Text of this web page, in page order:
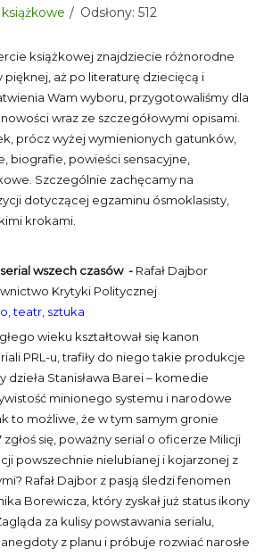
Odsłony: 512
książkowej znajdziecie różnorodne
pięknej, aż po literaturę dziecięcą i
Wam wyboru, przygotowaliśmy dla
wraz ze szczegółowymi opisami.
prócz wyżej wymienionych gatunków,
biografie, powieści sensacyjne,
Szczególnie zachęcamy na
dotyczącej egzaminu ósmoklasisty,
krokami.
serial wszech czasów - Rafał Dajbor
Krytyki Politycznej
teatr, sztuka
wieku kształtował się kanon
PRL-u, trafiły do niego takie produkcje
dzieła Stanisława Barei – komedie
minionego systemu i narodowe
to możliwe, że w tym samym gronie
zgłoś się, poważny serial o oficerze Milicji
powszechnie nielubianej i kojarzonej z
Rafał Dajbor z pasją śledzi fenomen
Borewicza, który zyskał już status ikony
za kulisy powstawania serialu,
z planu i próbuje rozwiać narosłe